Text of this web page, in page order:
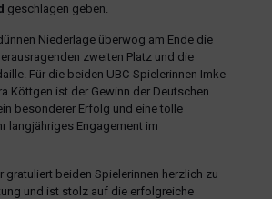
geschlagen geben.
Niederlage überwog am Ende die
zweiten Platz und die
Für die beiden UBC-Spielerinnen Imke
Köttgen ist der Gewinn der Deutschen
besonderer Erfolg und eine tolle
langjähriges Engagement im
gratuliert beiden Spielerinnen herzlich zu
und ist stolz auf die erfolgreiche